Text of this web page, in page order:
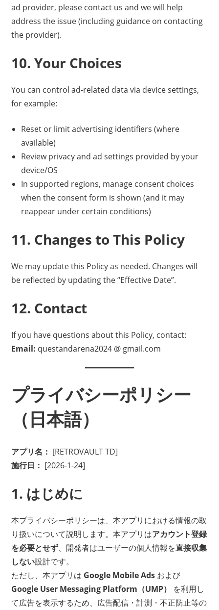
ad provider, please contact us and we will help
address the issue (including guidance on contacting
the provider).
10. Your Choices
You can control ad-related data via device settings,
for example:
Reset or limit advertising identifiers (where
available)
Review privacy and ad settings provided by your
device/OS
In supported regions, manage consent choices
when the consent form is shown (and it may
reappear under certain conditions)
11. Changes to This Policy
We may update this Policy as needed. Changes will
be reflected by updating the “Effective Date”.
12. Contact
If you have questions about this Policy, contact:
Email: questandarena2024 @ gmail.com
プライバシーポリシー
（日本語）
アプリ名： [RETROVAULT TD]
施行日： [2026-1-24]
1. はじめに
本プライバシーポリシーは、本アプリにおける情報の取
り扱いについて説明します。本アプリはアカウント登録
を必要とせず、開発者はユーザーの個人情報を直接収集
しない設計です。
ただし、本アプリは Google Mobile Adsおよび
Google User Messaging Platform（UMP）
を利用し
て広告を表示するため、広告配信・計測・不正防止等の